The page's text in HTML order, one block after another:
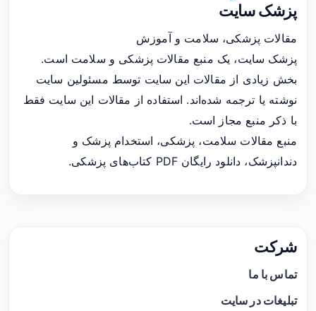
پزشک سایت
مقالات پزشکی، سلامت و آموزش
پزشک سایت، یک منبع مقالات پزشکی و سلامت است.
بخش زیادی از مقالات این سایت توسط مسئولین سایت
نوشته یا ترجمه شده‌اند. استفاده از مقالات این سایت فقط
با ذکر منبع مجاز است.
منبع مقالات سلامت، پزشکی، استخدام پزشک و
دندانپزشک، دانلود رایگان PDF کتاب‌های پزشکی.
شرکت
تماس با ما
تبلیغات در سایت